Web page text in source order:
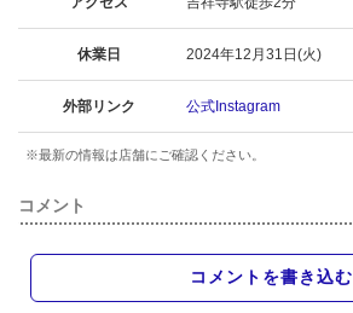
休業日 2024年12月31日(火)
外部リンク 公式Instagram
※最新の情報は店舗にご確認ください。
コメント
コメントを書き込む